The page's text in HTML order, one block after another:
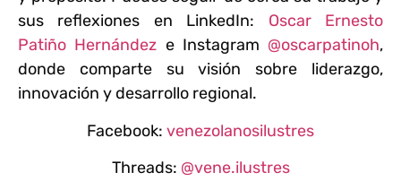
sus reflexiones en LinkedIn: Oscar Ernesto
Patiño Hernández e Instagram @oscarpatinoh,
donde comparte su visión sobre liderazgo,
innovación y desarrollo regional.
Facebook: venezolanosilustres
Threads: @vene.ilustres